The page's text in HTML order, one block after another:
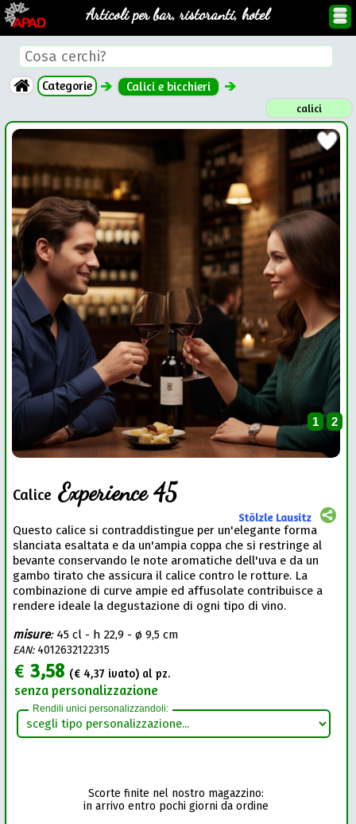
Articoli per bar, ristoranti, hotel
Categorie Calici e bicchieri
calici
foto: 1 2
Calice Experience 45
Stölzle Lausitz
Questo calice si contraddistingue per un'elegante forma
slanciata esaltata e da un'ampia coppa che si restringe al
bevante conservando le note aromatiche dell'uva e da un
gambo tirato che assicura il calice contro le rotture. La
combinazione di curve ampie ed affusolate contribuisce a
rendere ideale la degustazione di ogni tipo di vino.
misure: 45 cl - h 22,9 - ø 9,5 cm
EAN:4012632122315
€3,58 (€ 4,37 ivato) al pz.
senza personalizzazione
Rendili unici personalizzandoli:
Scorte finite nel nostro magazzino:
in arrivo entro pochi giorni da ordine